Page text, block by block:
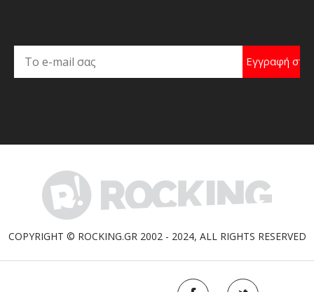
COPYRIGHT © ROCKING.GR 2002 - 2024, ALL RIGHTS RESERVED